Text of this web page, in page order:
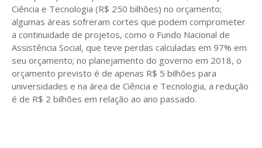
Ciência e Tecnologia (R$ 250 bilhões) no orçamento;
algumas áreas sofreram cortes que podem comprometer
a continuidade de projetos, como o Fundo Nacional de
Assistência Social, que teve perdas calculadas em 97% em
seu orçamento; no planejamento do governo em 2018, o
orçamento previsto é de apenas R$ 5 bilhões para
universidades e na área de Ciência e Tecnologia, a redução
é de R$ 2 bilhões em relação ao ano passado.